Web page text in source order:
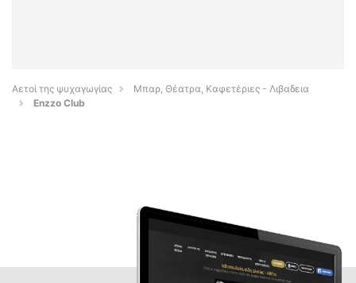
Αετοί της ψυχαγωγίας
Μπαρ, Θέατρα, Καφετέριες - Λιβαδεια
Enzzo Club